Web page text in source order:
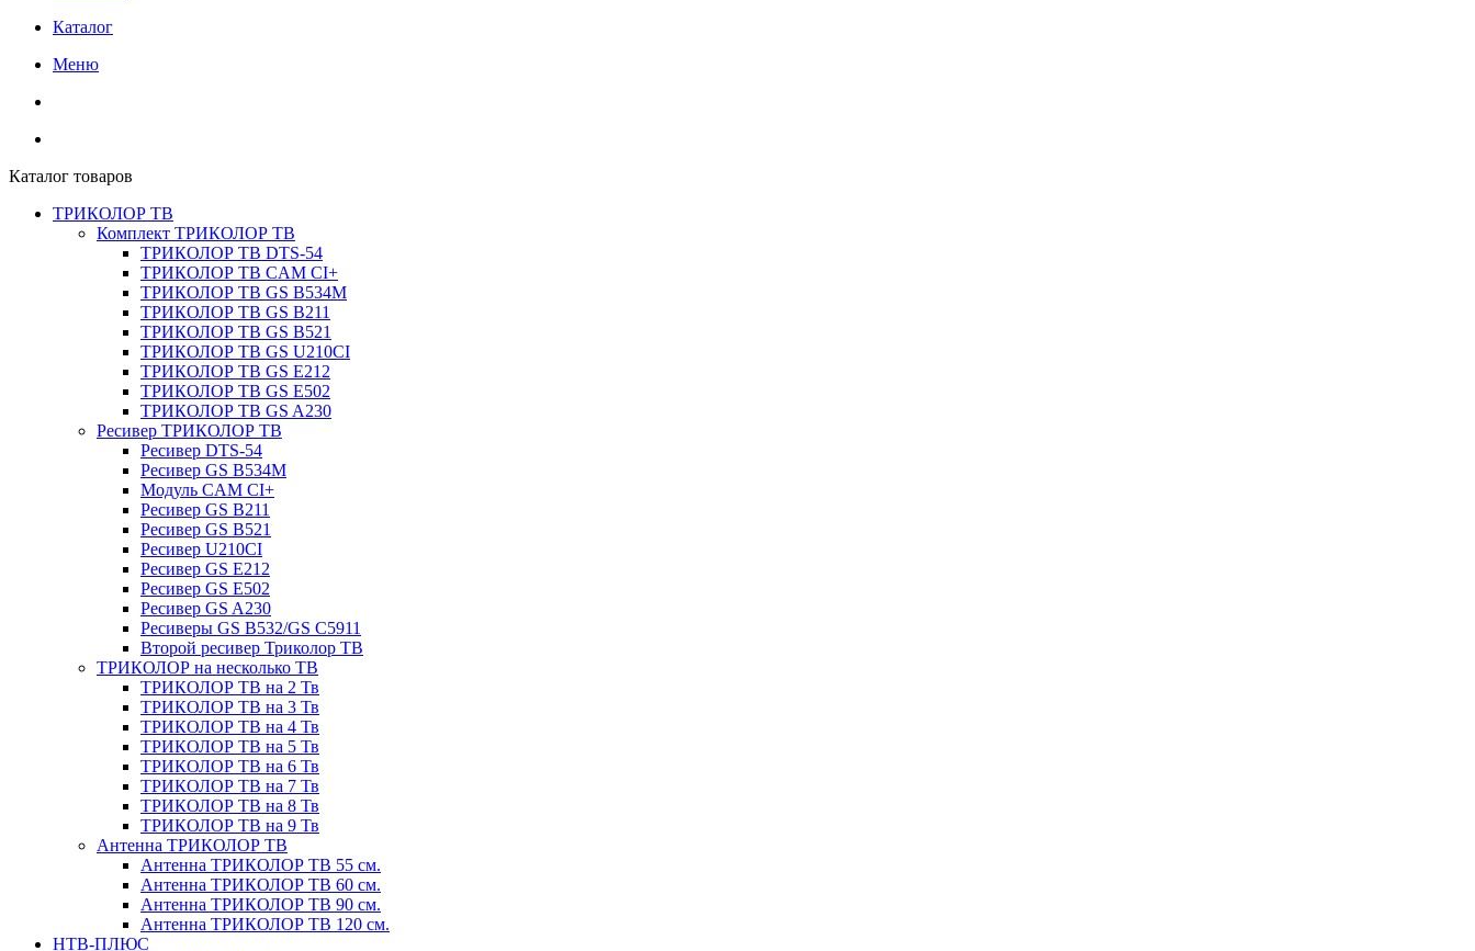
Каталог
Меню
Каталог товаров
ТРИКОЛОР ТВ
Комплект ТРИКОЛОР ТВ
ТРИКОЛОР ТВ DTS-54
ТРИКОЛОР ТВ CAM CI+
ТРИКОЛОР ТВ GS B534M
ТРИКОЛОР ТВ GS B211
ТРИКОЛОР ТВ GS B521
ТРИКОЛОР ТВ GS U210CI
ТРИКОЛОР ТВ GS E212
ТРИКОЛОР ТВ GS E502
ТРИКОЛОР ТВ GS A230
Ресивер ТРИКОЛОР ТВ
Ресивер DTS-54
Ресивер GS B534M
Модуль CAM CI+
Ресивер GS B211
Ресивер GS B521
Ресивер U210CI
Ресивер GS E212
Ресивер GS E502
Ресивер GS A230
Ресиверы GS B532/GS C5911
Второй ресивер Триколор ТВ
ТРИКОЛОР на несколько ТВ
ТРИКОЛОР ТВ на 2 Тв
ТРИКОЛОР ТВ на 3 Тв
ТРИКОЛОР ТВ на 4 Тв
ТРИКОЛОР ТВ на 5 Тв
ТРИКОЛОР ТВ на 6 Тв
ТРИКОЛОР ТВ на 7 Тв
ТРИКОЛОР ТВ на 8 Тв
ТРИКОЛОР ТВ на 9 Тв
Антенна ТРИКОЛОР ТВ
Антенна ТРИКОЛОР ТВ 55 см.
Антенна ТРИКОЛОР ТВ 60 см.
Антенна ТРИКОЛОР ТВ 90 см.
Антенна ТРИКОЛОР ТВ 120 см.
НТВ-ПЛЮС